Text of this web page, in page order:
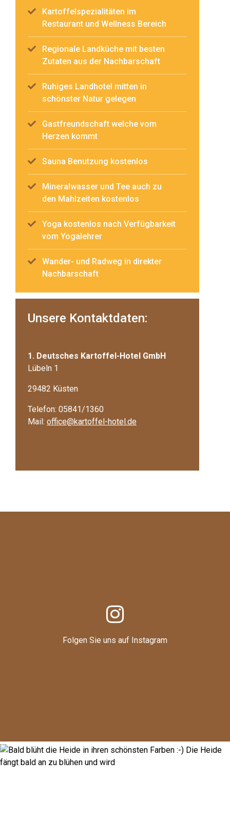
Kartoffelspezialitäten im
Restaurant und Wellness Bereich
Regionale Landküche mit besten
Zutaten aus der Nachbarschaft
Ruhiges Landhotel mitten in
schönster Natur gelegen
Gastfreundschaft welche vom
Herzen kommt
Sauna Benutzung kostenlos
Mineralwasser und Tee auch zu
den Mahlzeiten kostenlos
Yoga kostenlos nach Verfügbarkeit
vom Yogalehrer
Wander- und Radweg in direkter
Nachbarschaft
Unsere Kontaktdaten:
1. Deutsches Kartoffel-Hotel GmbH
Lübeln 1
29482 Küsten
Telefon: 05841/1360
Mail: office@kartoffel-hotel.de
Folgen Sie uns auf Instagram